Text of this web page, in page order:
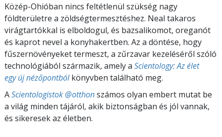
Közép-Ohióban nincs feltétlenül szükség nagy
földterületre a zöldségtermesztéshez. Neal takaros
virágtartókkal is elboldogul, és bazsalikomot, oreganót
és kaprot nevel a konyhakertben. Az a döntése, hogy
fűszernövényeket termeszt, a zűrzavar kezeléséről szóló
technológiából származik, amely a Scientology: Az élet
egy új nézőpontbólkönyvben található meg.
AScientologistok @otthonszámos olyan embert mutat be
a világ minden tájáról, akik biztonságban és jól vannak,
és sikeresek az életben.